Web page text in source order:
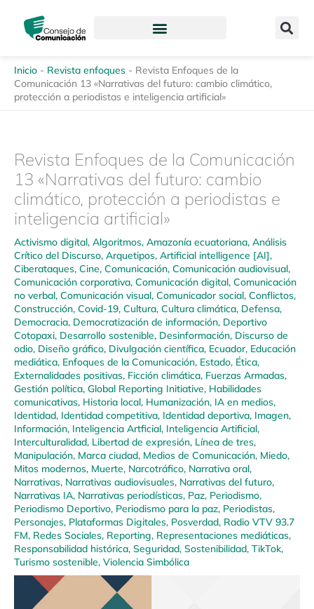
contenido
Inicio - Revista enfoques - Revista Enfoques de la
Comunicación 13 «Narrativas del futuro: cambio climático,
protección a periodistas e inteligencia artificial»
Revista Enfoques de la Comunicación
13 «Narrativas del futuro: cambio
climático, protección a periodistas e
inteligencia artificial»
Activismo digital, Algoritmos, Amazonía ecuatoriana, Análisis
Crítico del Discurso, Arquetipos, Artificial intelligence [AI],
Ciberataques, Cine, Comunicación, Comunicación audiovisual,
Comunicación corporativa, Comunicación digital, Comunicación
no verbal, Comunicación visual, Comunicador social, Conflictos,
Construcción, Covid-19, Cultura, Cultura climática, Defensa,
Democracia, Democratización de información, Deportivo
Cotopaxi, Desarrollo sostenible, Desinformación, Discurso de
odio, Diseño gráfico, Divulgación científica, Ecuador, Educación
mediática, Enfoques de la Comunicación, Estado, Ética,
Externalidades positivas, Ficción climática, Fuerzas Armadas,
Gestión política, Global Reporting Initiative, Habilidades
comunicativas, Historia local, Humanización, IA en medios,
Identidad, Identidad competitiva, Identidad deportiva, Imagen,
Información, Inteligencia Artficial, Inteligencia Artificial,
Interculturalidad, Libertad de expresión, Línea de tres,
Manipulación, Marca ciudad, Medios de Comunicación, Miedo,
Mitos modernos, Muerte, Narcotráfico, Narrativa oral,
Narrativas, Narrativas audiovisuales, Narrativas del futuro,
Narrativas IA, Narrativas periodísticas, Paz, Periodismo,
Periodismo Deportivo, Periodismo para la paz, Periodistas,
Personajes, Plataformas Digitales, Posverdad, Radio VTV 93.7
FM, Redes Sociales, Reporting, Representaciones mediáticas,
Responsabilidad histórica, Seguridad, Sostenibilidad, TikTok,
Turismo sostenible, Violencia Simbólica